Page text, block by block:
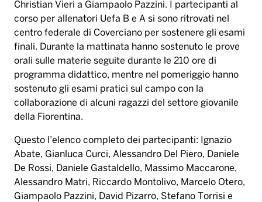
Christian Vieri a Giampaolo Pazzini. I partecipanti al
corso per allenatori Uefa B e A si sono ritrovati nel
centro federale di Coverciano per sostenere gli esami
finali. Durante la mattinata hanno sostenuto le prove
orali sulle materie seguite durante le 210 ore di
programma didattico, mentre nel pomeriggio hanno
sostenuto gli esami pratici sul campo con la
collaborazione di alcuni ragazzi del settore giovanile
della Fiorentina.
Questo l’elenco completo dei partecipanti: Ignazio
Abate, Gianluca Curci, Alessandro Del Piero, Daniele
De Rossi, Daniele Gastaldello, Massimo Maccarone,
Alessandro Matri, Riccardo Montolivo, Marcelo Otero,
Giampaolo Pazzini, David Pizarro, Stefano Torrisi e